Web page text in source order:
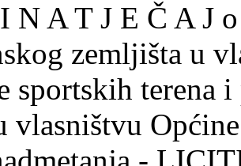
N A T J E Č A J
zemljišta u
sportskih terena i
vlasništvu